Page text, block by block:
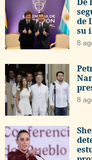
de
su
8
8